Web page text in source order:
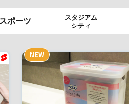
スポーツ
スタジアム
シティ